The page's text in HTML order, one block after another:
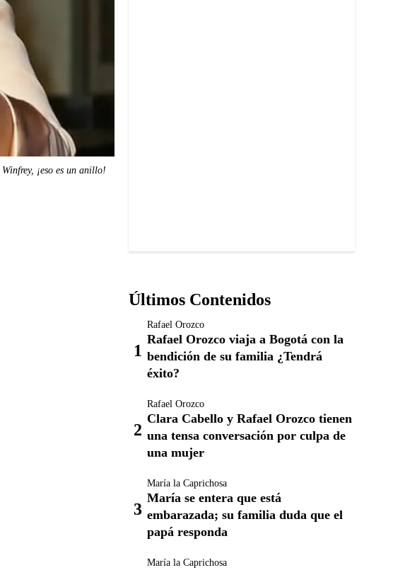
¡eso es un anillo!
Últimos Contenidos
Rafael Orozco
Rafael Orozco viaja a Bogotá con la
bendición de su familia ¿Tendrá
éxito?
Rafael Orozco
Clara Cabello y Rafael Orozco tienen
una tensa conversación por culpa de
una mujer
María la Caprichosa
María se entera que está
embarazada; su familia duda que el
papá responda
María la Caprichosa